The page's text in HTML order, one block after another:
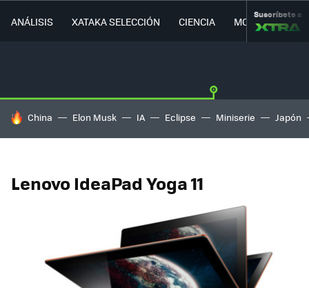
ANÁLISIS XATAKA SELECCIÓN CIENCIA MOVILIDAD
Suscríbete a
HOY SE HABLA DE
China Elon Musk IA Eclipse Miniserie Japón
Lenovo IdeaPad Yoga 11